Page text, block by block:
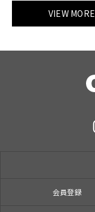
VIEW MORE
会員登録